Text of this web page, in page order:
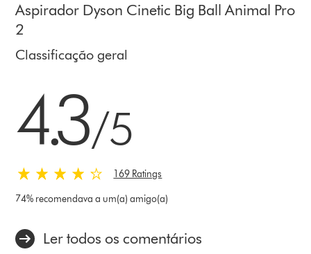
Aspirador Dyson Cinetic Big Ball Animal Pro
2
Classificação geral
4.3/5
169 Ratings
74% recomendava a um(a) amigo(a)
Ler todos os comentários